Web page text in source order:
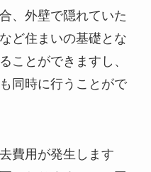
、外壁で隠れていた
ど住まいの基礎とな
ことができますし、
同時に行うことがで
費用が発生します